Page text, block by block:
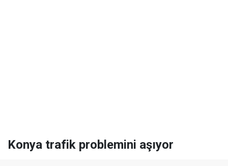
Konya trafik problemini aşıyor